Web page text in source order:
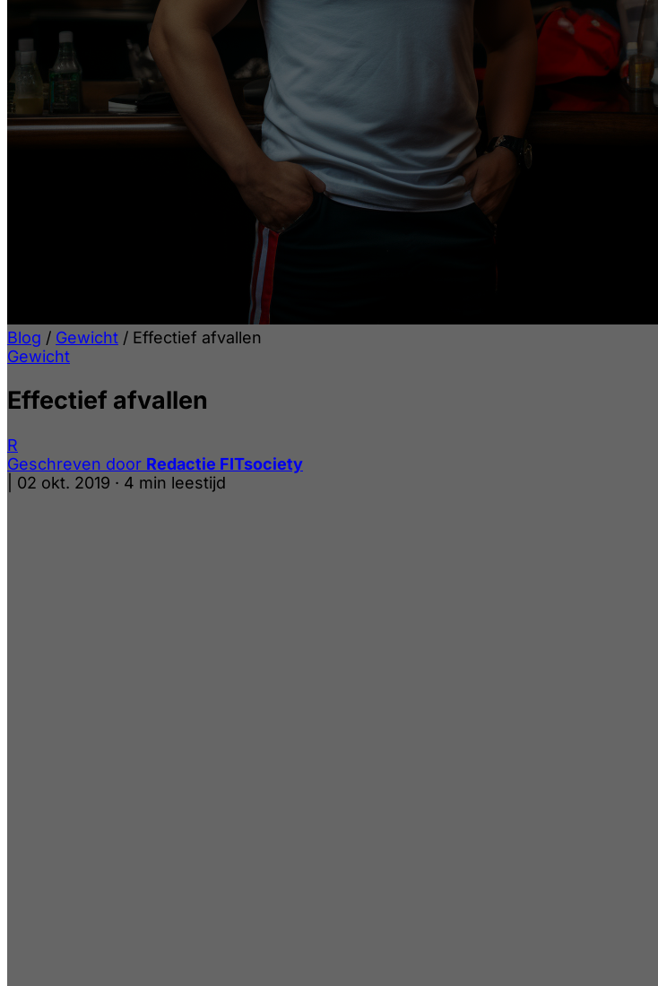
Blog / Gewicht / Effectief afvallen
Gewicht
Effectief afvallen
R
Geschreven door Redactie FITsociety
02 okt. 2019 · 4 min leestijd